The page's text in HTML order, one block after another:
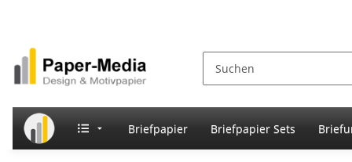
Briefpapier Briefpapier Sets